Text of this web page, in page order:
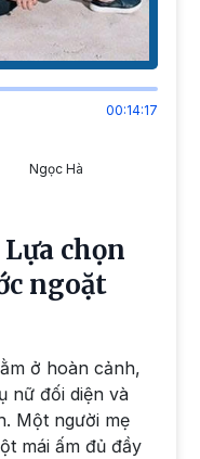
00:14:17
Ngọc Hà
chọn
ngoặt
ở hoàn cảnh,
nữ đối diện và
Một người mẹ
mái ấm đủ đầy